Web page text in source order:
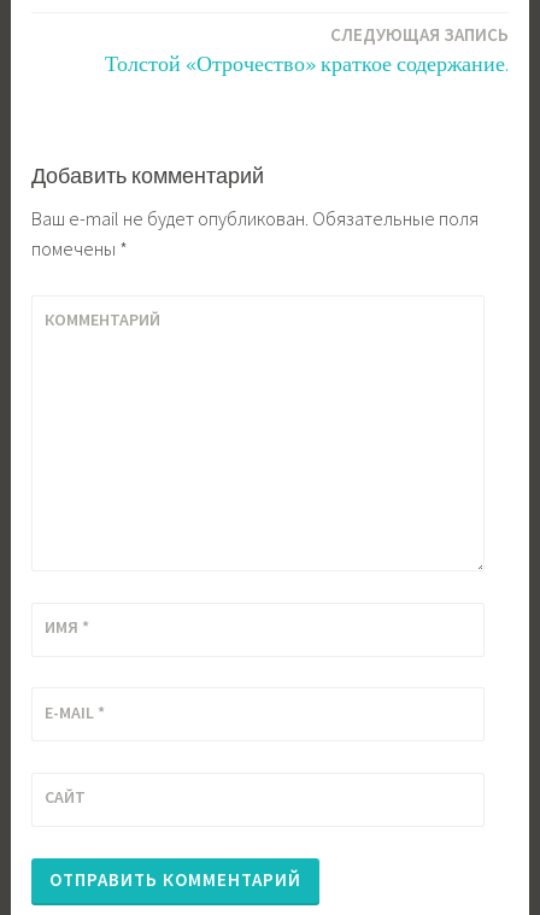
записям
СЛЕДУЮЩАЯ ЗАПИСЬ
Толстой «Отрочество» краткое содержание.
Добавить комментарий
Ваш e-mail не будет опубликован. Обязательные поля
помечены *
КОММЕНТАРИЙ
ИМЯ *
E-MAIL *
САЙТ